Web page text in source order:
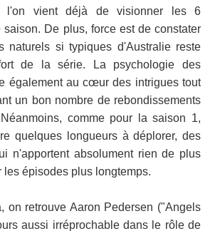
l'on vient déjà de visionner les 6
saison. De plus, force est de constater
naturels si typiques d'Australie reste
de la série. La psychologie des
également au cœur des intrigues tout
un bon nombre de rebondissements
comme pour la saison 1,
quelques longueurs à déplorer, des
n'apportent absolument rien de plus
les épisodes plus longtemps.
on retrouve Aaron Pedersen ("Angels
aussi irréprochable dans le rôle de